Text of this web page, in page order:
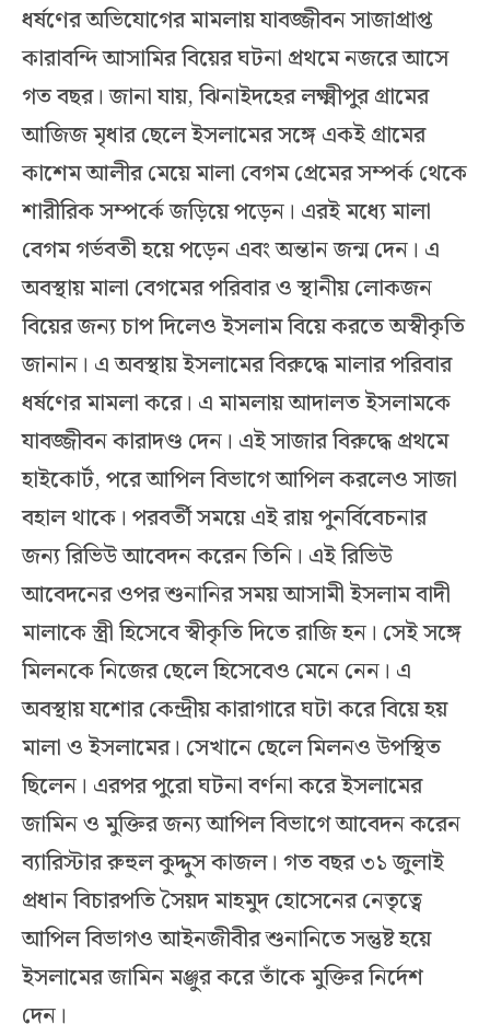
ধর্ষণের অভিযোগের মামলায় যাবজ্জীবন সাজাপ্রাপ্ত
কারাবন্দি আসামির বিয়ের ঘটনা প্রথমে নজরে আসে
গত বছর। জানা যায়, ঝিনাইদহের লক্ষ্মীপুর গ্রামের
আজিজ মৃধার ছেলে ইসলামের সঙ্গে একই গ্রামের
কাশেম আলীর মেয়ে মালা বেগম প্রেমের সম্পর্ক থেকে
শারীরিক সম্পর্কে জড়িয়ে পড়েন। এরই মধ্যে মালা
বেগম গর্ভবতী হয়ে পড়েন এবং অন্তান জন্ম দেন। এ
অবস্থায় মালা বেগমের পরিবার ও স্থানীয় লোকজন
বিয়ের জন্য চাপ দিলেও ইসলাম বিয়ে করতে অস্বীকৃতি
জানান। এ অবস্থায় ইসলামের বিরুদ্ধে মালার পরিবার
ধর্ষণের মামলা করে। এ মামলায় আদালত ইসলামকে
যাবজ্জীবন কারাদণ্ড দেন। এই সাজার বিরুদ্ধে প্রথমে
হাইকোর্ট, পরে আপিল বিভাগে আপিল করলেও সাজা
বহাল থাকে। পরবর্তী সময়ে এই রায় পুনর্বিবেচনার
জন্য রিভিউ আবেদন করেন তিনি। এই রিভিউ
আবেদনের ওপর শুনানির সময় আসামী ইসলাম বাদী
মালাকে স্ত্রী হিসেবে স্বীকৃতি দিতে রাজি হন। সেই সঙ্গে
মিলনকে নিজের ছেলে হিসেবেও মেনে নেন। এ
অবস্থায় যশোর কেন্দ্রীয় কারাগারে ঘটা করে বিয়ে হয়
মালা ও ইসলামের। সেখানে ছেলে মিলনও উপস্থিত
ছিলেন। এরপর পুরো ঘটনা বর্ণনা করে ইসলামের
জামিন ও মুক্তির জন্য আপিল বিভাগে আবেদন করেন
ব্যারিস্টার রুহুল কুদ্দুস কাজল। গত বছর ৩১ জুলাই
প্রধান বিচারপতি সৈয়দ মাহমুদ হোসেনের নেতৃত্বে
আপিল বিভাগও আইনজীবীর শুনানিতে সন্তুষ্ট হয়ে
ইসলামের জামিন মঞ্জুর করে তাঁকে মুক্তির নির্দেশ
দেন।